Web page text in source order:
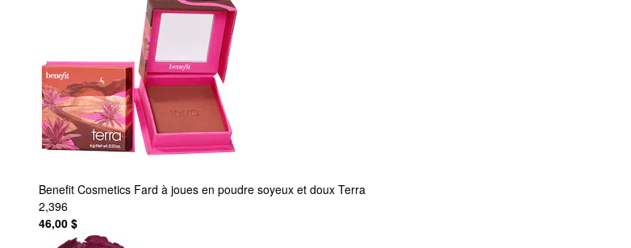
Benefit Cosmetics Fard à joues en poudre soyeux et doux Terra
2,396
46,00 $